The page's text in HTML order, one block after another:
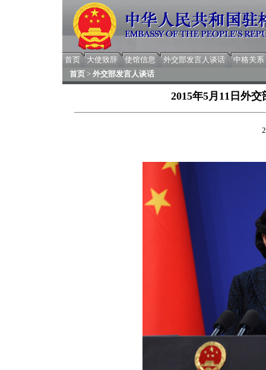
首页 大使致辞 使馆信息 外交部发言人谈话
中格关系
首页 > 外交部发言人谈话
2015年5月11日外